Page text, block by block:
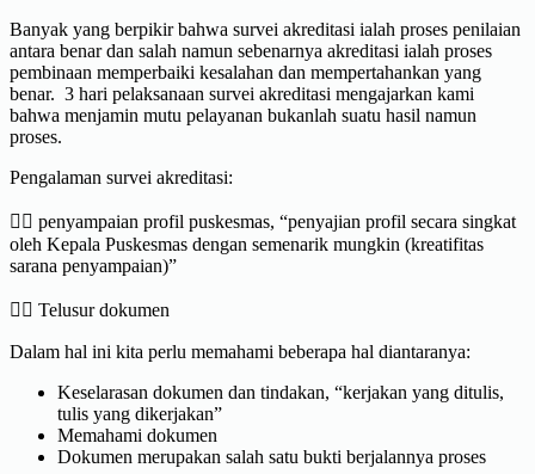
Banyak yang berpikir bahwa survei akreditasi ialah proses penilaian
antara benar dan salah namun sebenarnya akreditasi ialah proses
pembinaan memperbaiki kesalahan dan mempertahankan yang
benar. 3 hari pelaksanaan survei akreditasi mengajarkan kami
bahwa menjamin mutu pelayanan bukanlah suatu hasil namun
proses.
Pengalaman survei akreditasi:
✍🏻 penyampaian profil puskesmas, “penyajian profil secara singkat
oleh Kepala Puskesmas dengan semenarik mungkin (kreatifitas
sarana penyampaian)”
✍🏻 Telusur dokumen
Dalam hal ini kita perlu memahami beberapa hal diantaranya:
Keselarasan dokumen dan tindakan, “kerjakan yang ditulis,
tulis yang dikerjakan”
Memahami dokumen
Dokumen merupakan salah satu bukti berjalannya proses